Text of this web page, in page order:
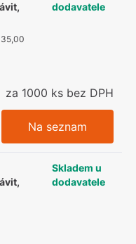
35,00
dodavatele
za 1000 ks bez DPH
Na seznam
Skladem u
dodavatele